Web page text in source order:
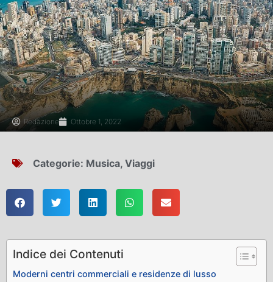
Redazione Ottobre 1, 2022
Categorie: Musica, Viaggi
Indice dei Contenuti
Moderni centri commerciali e residenze di lusso